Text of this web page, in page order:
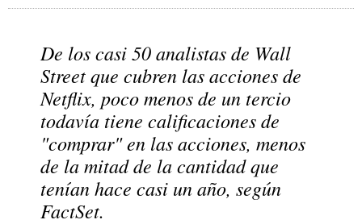
De los casi 50 analistas de Wall
Street que cubren las acciones de
Netflix, poco menos de un tercio
todavía tiene calificaciones de
"comprar" en las acciones, menos
de la mitad de la cantidad que
tenían hace casi un año, según
FactSet.